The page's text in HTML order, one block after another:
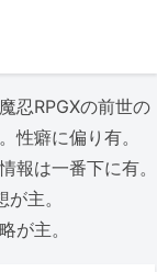
忍RPGXの前世の
性癖に偏り有。
報は一番下に有。
主。
が主。